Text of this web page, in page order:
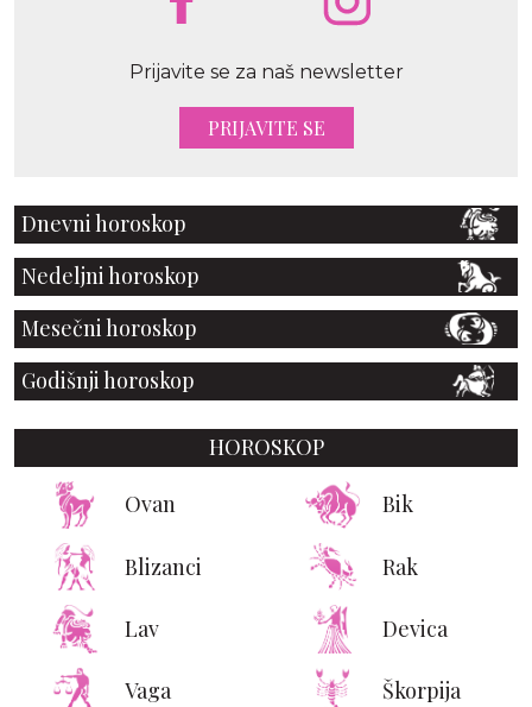
Prijavite se za naš newsletter
PRIJAVITE SE
Dnevni horoskop
Nedeljni horoskop
Mesečni horoskop
Godišnji horoskop
HOROSKOP
Ovan Bik
Blizanci Rak
Lav Devica
Vaga Škorpija